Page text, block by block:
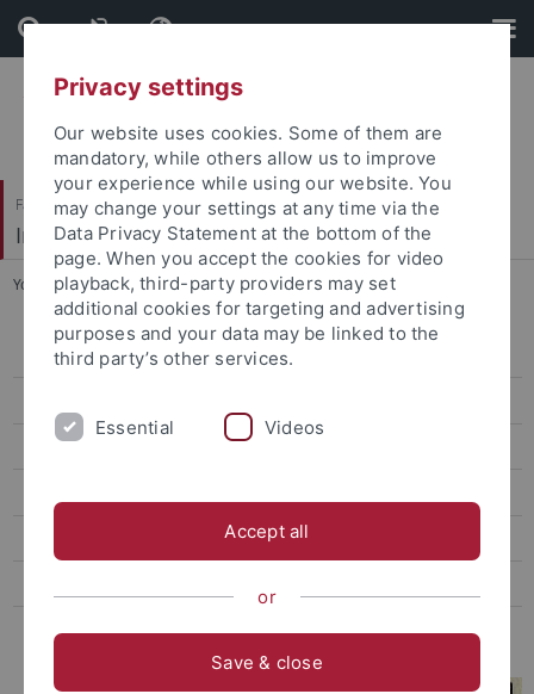
Skip
to
content
Skip
to
footer
Faculty of Humanities
Institute of Rhetoric
You are here: Home ... Literaturempfehlungen
Neuere Publikationen
Redaktion
Kontakt
Privacy settings
Our website uses cookies. Some of them are
mandatory, while others allow us to improve
your experience while using our website. You
may change your settings at any time via the
Data Privacy Statement at the bottom of the
page. When you accept the cookies for video
playback, third-party providers may set
additional cookies for targeting and advertising
purposes and your data may be linked to the
third party’s other services.
Essential Videos
Accept all
or
Save & close